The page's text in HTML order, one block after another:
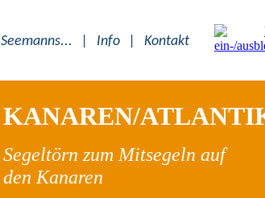
Seemanns... Info Kontakt
KANAREN/
Segeltörn zum Mitsegeln auf
den Kanaren